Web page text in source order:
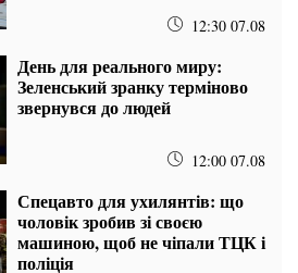
12:30 07.08
День для реального миру:
Зеленський зранку терміново
звернувся до людей
12:00 07.08
Спецавто для ухилянтів: що
чоловік зробив зі своєю
машиною, щоб не чіпали ТЦК і
поліція